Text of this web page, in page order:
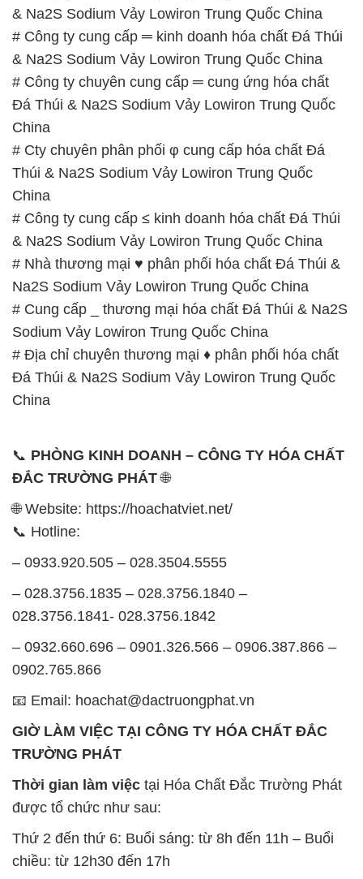
& Na2S Sodium Vảy Lowiron Trung Quốc China
# Công ty cung cấp ═ kinh doanh hóa chất Đá Thúi
& Na2S Sodium Vảy Lowiron Trung Quốc China
# Công ty chuyên cung cấp ═ cung ứng hóa chất
Đá Thúi & Na2S Sodium Vảy Lowiron Trung Quốc
China
# Cty chuyên phân phối φ cung cấp hóa chất Đá
Thúi & Na2S Sodium Vảy Lowiron Trung Quốc
China
# Công ty cung cấp ≤ kinh doanh hóa chất Đá Thúi
& Na2S Sodium Vảy Lowiron Trung Quốc China
# Nhà thương mại ♥ phân phối hóa chất Đá Thúi &
Na2S Sodium Vảy Lowiron Trung Quốc China
# Cung cấp _ thương mại hóa chất Đá Thúi & Na2S
Sodium Vảy Lowiron Trung Quốc China
# Địa chỉ chuyên thương mại ♦ phân phối hóa chất
Đá Thúi & Na2S Sodium Vảy Lowiron Trung Quốc
China
📞 PHÒNG KINH DOANH – CÔNG TY HÓA CHẤT
ĐẮC TRƯỜNG PHÁT🌐
🌐 Website: https://hoachatviet.net/
📞 Hotline:
– 0933.920.505 – 028.3504.5555
– 028.3756.1835 – 028.3756.1840 –
028.3756.1841- 028.3756.1842
– 0932.660.696 – 0901.326.566 – 0906.387.866 –
0902.765.866
📧 Email: hoachat@dactruongphat.vn
GIỜ LÀM VIỆC TẠI CÔNG TY HÓA CHẤT ĐẮC
TRƯỜNG PHÁT
Thời gian làm việc tại Hóa Chất Đắc Trường Phát
được tổ chức như sau:
Thứ 2 đến thứ 6: Buổi sáng: từ 8h đến 11h – Buổi
chiều: từ 12h30 đến 17h